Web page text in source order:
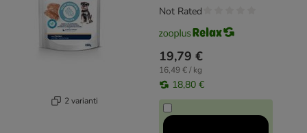
2 varianti
19,79 €
16,49 € / kg
18,80 €
Not Rated